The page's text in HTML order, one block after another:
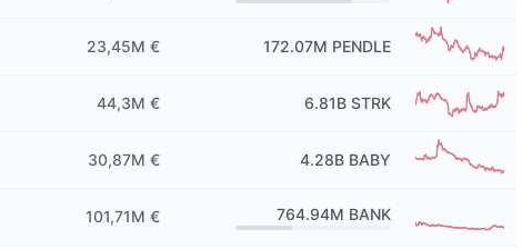
23,45M € 172.07M PENDLE
44,3M € 6.81B STRK
30,87M € 4.28B BABY
101,71M € 764.94M BANK